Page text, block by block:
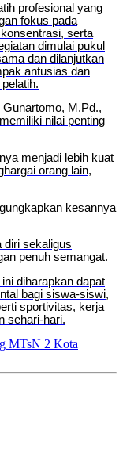
profesional yang
fokus pada
serta
dimulai pukul
dan dilanjutkan
antusias dan
M.Pd.,
nilai penting
menjadi lebih kuat
orang lain,
kesannya
diri sekaligus
penuh semangat.
diharapkan dapat
bagi siswa-siswi,
sportivitas, kerja
sehari-hari.
MTsN 2 Kota